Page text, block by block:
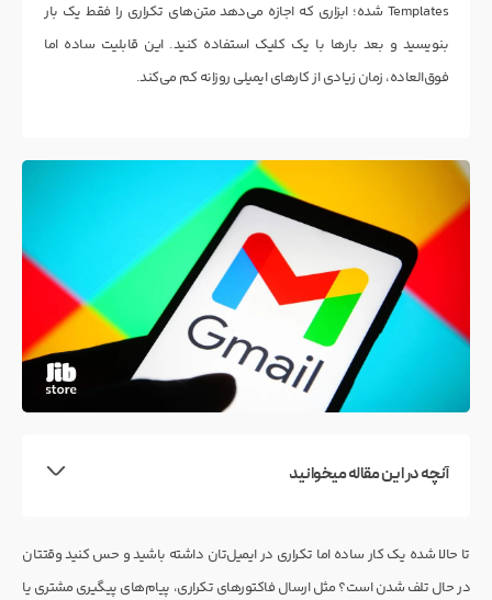
Templates شده؛ ابزاری که اجازه می‌دهد متن‌های تکراری را فقط یک بار
بنویسید و بعد بارها با یک کلیک استفاده کنید. این قابلیت ساده اما
فوق‌العاده، زمان زیادی از کارهای ایمیلی روزانه کم می‌کند.
آنچه در این مقاله میخوانید
تا حالا شده یک کار ساده اما تکراری در ایمیل‌تان داشته باشید و حس کنید وقتتان
در حال تلف شدن است؟ مثل ارسال فاکتورهای تکراری، پیام‌های پیگیری مشتری یا